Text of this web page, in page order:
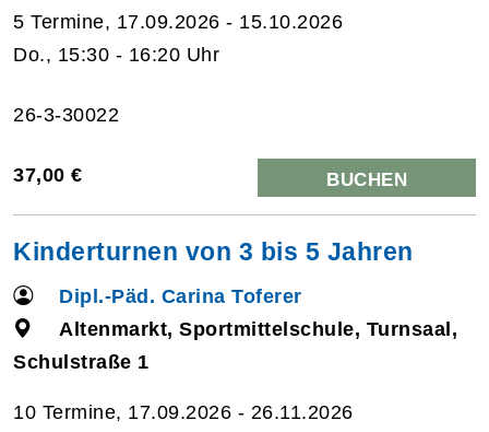
5 Termine, 17.09.2026 - 15.10.2026
Do., 15:30 - 16:20 Uhr
26-3-30022
37,00 € BUCHEN
Kinderturnen von 3 bis 5 Jahren
Dipl.-Päd. Carina Toferer
Altenmarkt, Sportmittelschule, Turnsaal,
Schulstraße 1
10 Termine, 17.09.2026 - 26.11.2026